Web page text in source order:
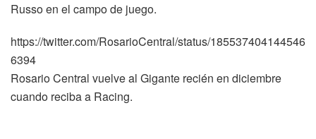
Russo en el campo de juego.
https://twitter.com/RosarioCentral/status/185537404144546
6394
Rosario Central vuelve al Gigante recién en diciembre
cuando reciba a Racing.